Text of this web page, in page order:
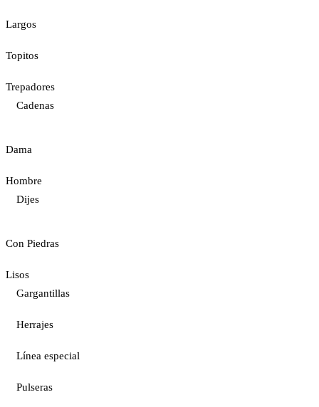
Largos
Topitos
Trepadores
Cadenas
Dama
Hombre
Dijes
Con Piedras
Lisos
Gargantillas
Herrajes
Línea especial
Pulseras